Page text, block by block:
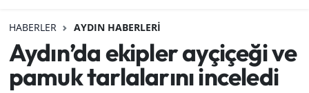
HABERLER AYDIN HABERLERI
Aydın’da ekipler ayçiçeği ve
pamuk tarlalarını inceledi
Genel
Haber
Son Dakika Haberleri
Haber Arşivi